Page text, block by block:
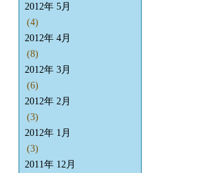
2012年 5月
(4)
2012年 4月
(8)
2012年 3月
(6)
2012年 2月
(3)
2012年 1月
(3)
2011年 12月